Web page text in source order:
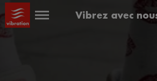
Vibrez avec